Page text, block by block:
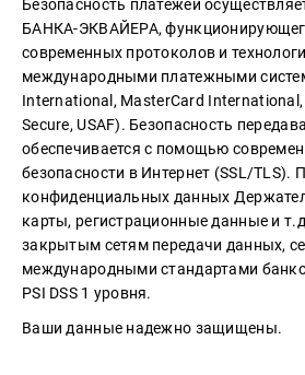
Безопасность платежей
БАНКА-ЭКВАЙЕРА,
современных протоколов и
международными платежными
International, MasterCard
Secure, USAF). Безопасность
обеспечивается с помощью
безопасности в Интернет (SSL/TLS).
конфиденциальных данных
карты, регистрационные данные и
закрытым сетям передачи данных,
международными стандартами
PSI DSS 1 уровня.
Ваши данные надежно защищены.